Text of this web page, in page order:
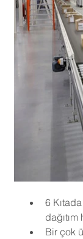
6
Bir çok